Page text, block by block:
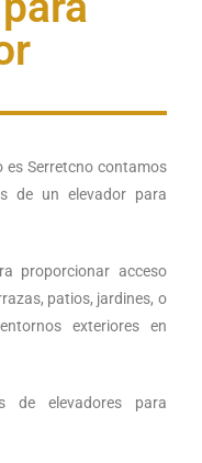
es Serretcno contamos
de un elevador para
proporcionar acceso
patios, jardines, o
exteriores en
de elevadores para